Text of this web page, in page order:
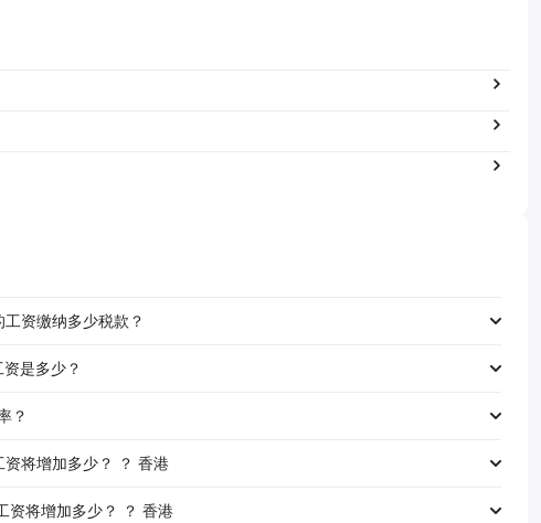
资缴纳多少税款？
是多少？
？
将增加多少？ ？ 香港
将增加多少？ ？ 香港